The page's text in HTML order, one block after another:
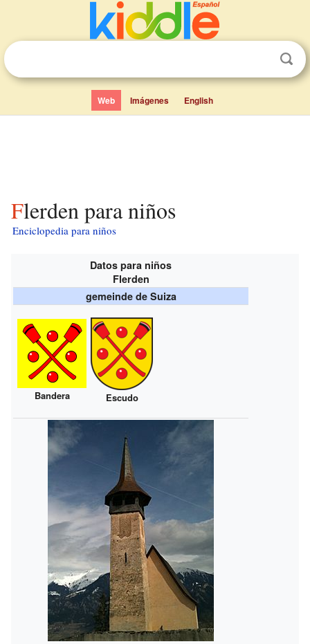
Web Imágenes English
Flerden para niños
Enciclopedia para niños
Datos para niños
Flerden
gemeinde de Suiza
Bandera Escudo